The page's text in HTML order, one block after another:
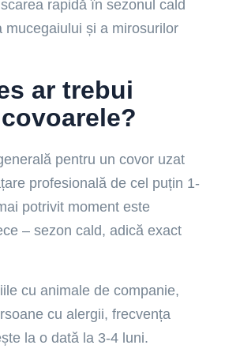
rapidă în sezonul cald
mucegaiului și a mirosurilor
ar trebui
pentru un covor uzat
profesională de cel puțin 1-
potrivit moment este
– sezon cald, adică exact
cu animale de companie,
cu alergii, frecvența
la o dată la 3-4 luni.